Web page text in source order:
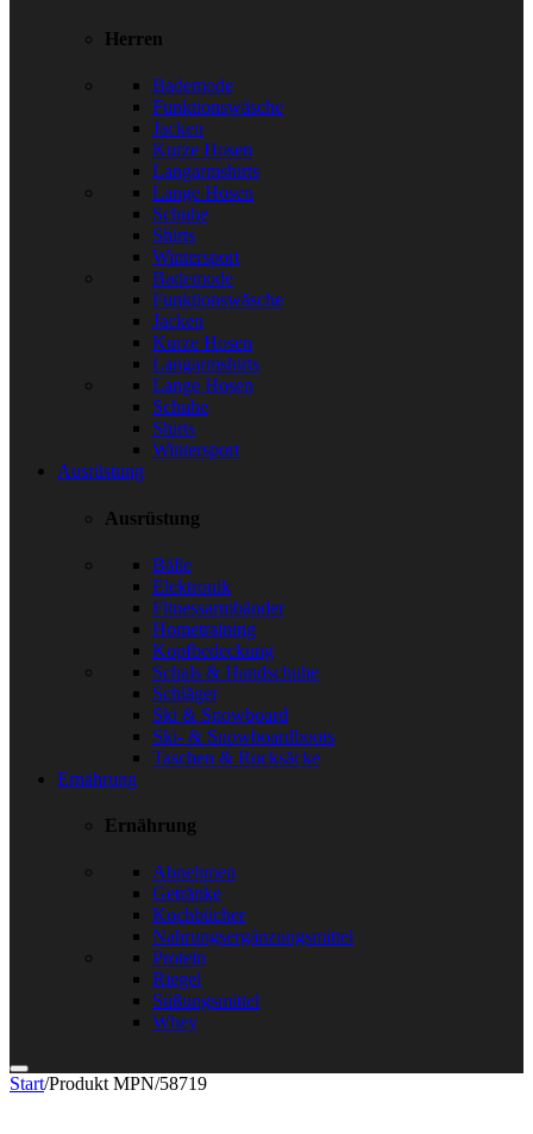
Herren
Bademode
Funktionswäsche
Jacken
Kurze Hosen
Langarmshirts
Lange Hosen
Schuhe
Shirts
Wintersport
Bademode
Funktionswäsche
Jacken
Kurze Hosen
Langarmshirts
Lange Hosen
Schuhe
Shirts
Wintersport
Ausrüstung
Ausrüstung
Bälle
Elektronik
Fitnessarmbänder
Hometraining
Kopfbedeckung
Schals & Handschuhe
Schläger
Ski & Snowboard
Ski- & Snowboardboots
Taschen & Rucksäcke
Ernährung
Ernährung
Abnehmen
Getränke
Kochbücher
Nahrungsergänzungsmittel
Protein
Riegel
Süßungsmittel
Whey
Start/Produkt MPN/58719